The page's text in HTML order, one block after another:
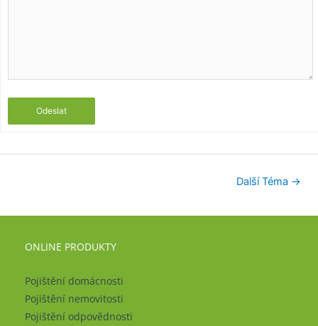
Odeslat
Další Téma →
ONLINE PRODUKTY
Pojištění domácnosti
Pojištění nemovitosti
Pojištění odpovědnosti